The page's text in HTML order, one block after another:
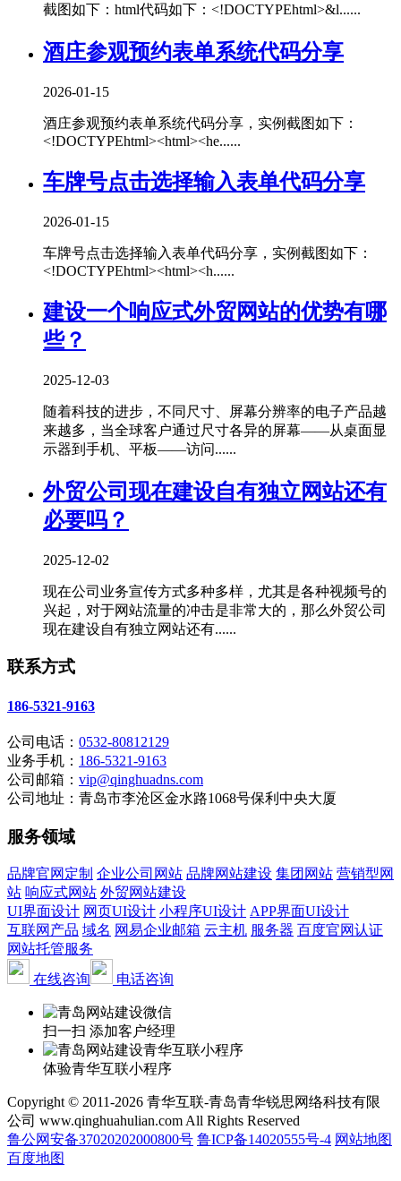
截图如下：html代码如下：<!DOCTYPEhtml>&l......
酒庄参观预约表单系统代码分享
2026-01-15
酒庄参观预约表单系统代码分享，实例截图如下：
<!DOCTYPEhtml><html><he......
车牌号点击选择输入表单代码分享
2026-01-15
车牌号点击选择输入表单代码分享，实例截图如下：
<!DOCTYPEhtml><html><h......
建设一个响应式外贸网站的优势有哪
些？
2025-12-03
随着科技的进步，不同尺寸、屏幕分辨率的电子产品越
来越多，当全球客户通过尺寸各异的屏幕——从桌面显
示器到手机、平板——访问......
外贸公司现在建设自有独立网站还有
必要吗？
2025-12-02
现在公司业务宣传方式多种多样，尤其是各种视频号的
兴起，对于网站流量的冲击是非常大的，那么外贸公司
现在建设自有独立网站还有......
联系方式
186-5321-9163
公司电话： 0532-80812129
业务手机： 186-5321-9163
公司邮箱： vip@qinghuadns.com
公司地址：青岛市李沧区金水路1068号保利中央大厦
服务领域
品牌官网定制 企业公司网站 品牌网站建设 集团网站 营销型网
站 响应式网站 外贸网站建设
UI界面设计 网页UI设计 小程序UI设计 APP界面UI设计
互联网产品 域名 网易企业邮箱 云主机 服务器 百度官网认证
网站托管服务
在线咨询
电话咨询
扫一扫 添加客户经理
体验青华互联小程序
Copyright © 2011-2026 青华互联-青岛青华锐思网络科技有限
公司 www.qinghuahulian.com All Rights Reserved
鲁公网安备37020202000800号 鲁ICP备14020555号-4 网站地图
百度地图